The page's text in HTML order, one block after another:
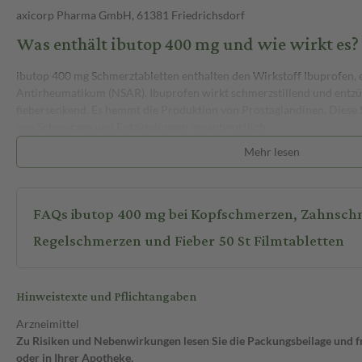
axicorp Pharma GmbH, 61381 Friedrichsdorf
Was enthält ibutop 400 mg und wie wirkt es?
ibutop 400 mg Schmerztabletten enthalten den Wirkstoff Ibuprofen,
Wirkung anderer Medikamente beeinflussen oder selbst beeinflusst
Nebenwirkungen
Bauchschmerzen gehören. Seltenere, aber ernsthafte
Reaktion, Magen-Darm-Blutungen oder andere schwerwiegende
Medikament sofort ab und suche einen Arzt auf.
Mehr lesen
FAQs ibutop 400 mg bei Kopfschmerzen,
Regelschmerzen und Fieber 50 St Filmtabletten
Hinweistexte und Pflichtangaben
Arzneimittel
Zu Risiken und Nebenwirkungen lesen Sie die Packungsbeilage
oder in Ihrer Apotheke.